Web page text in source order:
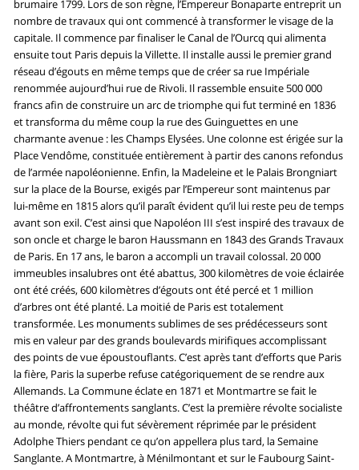
brumaire 1799. Lors de son règne, l’Empereur Bonaparte entreprit un
nombre de travaux qui ont commencé à transformer le visage de la
capitale. Il commence par finaliser le Canal de l’Ourcq qui alimenta
ensuite tout Paris depuis la Villette. Il installe aussi le premier grand
réseau d’égouts en même temps que de créer sa rue Impériale
renommée aujourd’hui rue de Rivoli. Il rassemble ensuite 500 000
francs afin de construire un arc de triomphe qui fut terminé en 1836
et transforma du même coup la rue des Guinguettes en une
charmante avenue : les Champs Elysées. Une colonne est érigée sur la
Place Vendôme, constituée entièrement à partir des canons refondus
de l’armée napoléonienne. Enfin, la Madeleine et le Palais Brongniart
sur la place de la Bourse, exigés par l’Empereur sont maintenus par
lui-même en 1815 alors qu’il paraît évident qu’il lui reste peu de temps
avant son exil. C’est ainsi que Napoléon III s’est inspiré des travaux de
son oncle et charge le baron Haussmann en 1843 des Grands Travaux
de Paris. En 17 ans, le baron a accompli un travail colossal. 20 000
immeubles insalubres ont été abattus, 300 kilomètres de voie éclairée
ont été créés, 600 kilomètres d’égouts ont été percé et 1 million
d’arbres ont été planté. La moitié de Paris est totalement
transformée. Les monuments sublimes de ses prédécesseurs sont
mis en valeur par des grands boulevards mirifiques accomplissant
des points de vue époustouflants. C’est après tant d’efforts que Paris
la fière, Paris la superbe refuse catégoriquement de se rendre aux
Allemands. La Commune éclate en 1871 et Montmartre se fait le
théâtre d’affrontements sanglants. C’est la première révolte socialiste
au monde, révolte qui fut sévèrement réprimée par le président
Adolphe Thiers pendant ce qu’on appellera plus tard, la Semaine
Sanglante. A Montmartre, à Ménilmontant et sur le Faubourg Saint-